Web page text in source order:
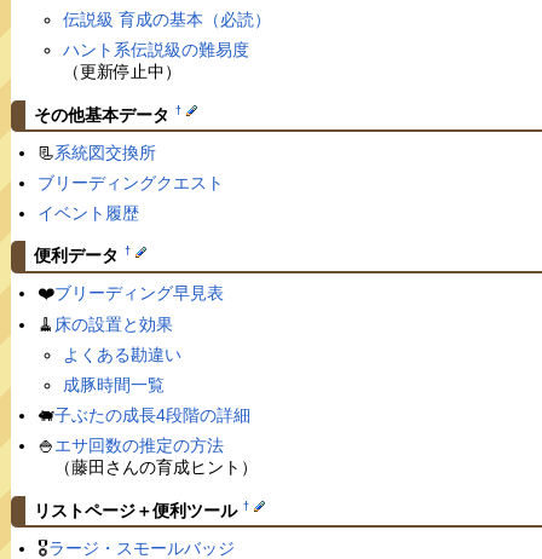
伝説級 育成の基本（必読）
ハント系伝説級の難易度
（更新停止中）
その他基本データ †
📃系統図交換所
ブリーディングクエスト
イベント履歴
便利データ †
❤️ブリーディング早見表
🧹 床の設置と効果
よくある勘違い
成豚時間一覧
🐖子ぶたの成長4段階の詳細
🍚エサ回数の推定の方法
（藤田さんの育成ヒント）
リストページ＋便利ツール †
🎖ラージ・スモールバッジ